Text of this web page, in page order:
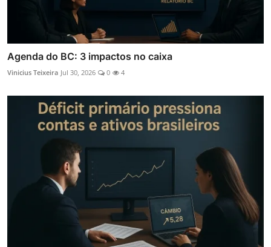
Agenda do BC: 3 impactos no caixa
Vinicius Teixeira Jul 30, 2026 0 4